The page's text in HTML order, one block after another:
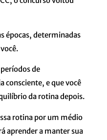
épocas, determinadas
de
consciente, e que você
da rotina depois.
rotina por um médio
aprender a manter sua